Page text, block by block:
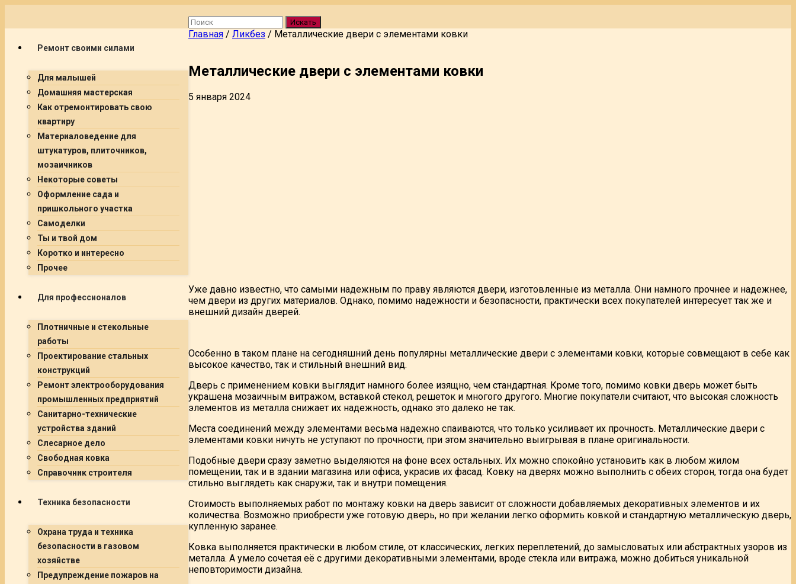
Ремонт своими силами
Для малышей
Домашняя мастерская
Как отремонтировать свою
квартиру
Материаловедение для
штукатуров, плиточников,
мозаичников
Некоторые советы
Оформление сада и
пришкольного участка
Самоделки
Ты и твой дом
Коротко и интересно
Прочее
Для профессионалов
Плотничные и стекольные
работы
Проектирование стальных
конструкций
Ремонт электрооборудования
промышленных предприятий
Санитарно-технические
устройства зданий
Слесарное дело
Свободная ковка
Справочник строителя
Техника безопасности
Охрана труда и техника
безопасности в газовом
хозяйстве
Предупреждение пожаров на
Искать
Главная / Ликбез / Металлические двери с элементами ковки
Металлические двери с элементами ковки
5 января 2024
Уже давно известно, что самыми надежным по праву являются двери, изготовленные из металла. Они намного прочнее и надежнее,
чем двери из других материалов. Однако, помимо надежности и безопасности, практически всех покупателей интересует так же и
внешний дизайн дверей.
Особенно в таком плане на сегодняшний день популярны металлические двери с элементами ковки, которые совмещают в себе как
высокое качество, так и стильный внешний вид.
Дверь с применением ковки выглядит намного более изящно, чем стандартная. Кроме того, помимо ковки дверь может быть
украшена мозаичным витражом, вставкой стекол, решеток и многого другого. Многие покупатели считают, что высокая сложность
элементов из металла снижает их надежность, однако это далеко не так.
Места соединений между элементами весьма надежно спаиваются, что только усиливает их прочность. Металлические двери с
элементами ковки ничуть не уступают по прочности, при этом значительно выигрывая в плане оригинальности.
Подобные двери сразу заметно выделяются на фоне всех остальных. Их можно спокойно установить как в любом жилом
помещении, так и в здании магазина или офиса, украсив их фасад. Ковку на дверях можно выполнить с обеих сторон, тогда она будет
стильно выглядеть как снаружи, так и внутри помещения.
Стоимость выполняемых работ по монтажу ковки на дверь зависит от сложности добавляемых декоративных элементов и их
количества. Возможно приобрести уже готовую дверь, но при желании легко оформить ковкой и стандартную металлическую дверь,
купленную заранее.
Ковка выполняется практически в любом стиле, от классических, легких переплетений, до замысловатых или абстрактных узоров из
металла. А умело сочетая её с другими декоративными элементами, вроде стекла или витража, можно добиться уникальной
неповторимости дизайна.